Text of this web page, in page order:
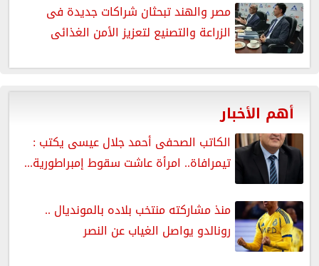
مصر والهند تبحثان شراكات جديدة فى
الزراعة والتصنيع لتعزيز الأمن الغذائى
أهم الأخبار
الكاتب الصحفى أحمد جلال عيسى يكتب :
تيمرافاة.. امرأة عاشت سقوط إمبراطورية...
منذ مشاركته منتخب بلاده بالمونديال ..
رونالدو يواصل الغياب عن النصر